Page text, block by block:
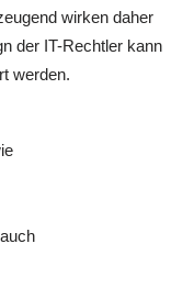
wirken daher
der IT-Rechtler kann
werden.